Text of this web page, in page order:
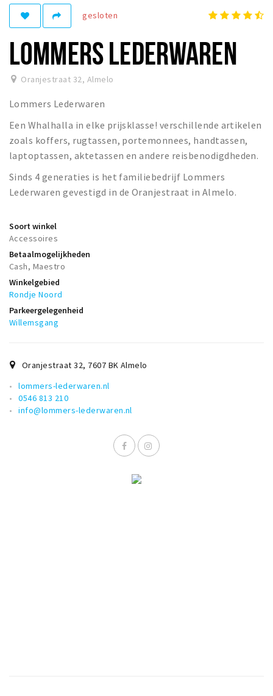
Winkelgebieden
Bezienswaardigheden
Musea, theaters & podia
Uitjes & activiteiten
Toeristische routes
Natuurgebieden
Inloggen
gesloten
LOMMERS LEDERWAREN
Oranjestraat 32, Almelo
Lommers Lederwaren
Een Whalhalla in elke prijsklasse! verschillende artikelen
zoals koffers, rugtassen, portemonnees, handtassen,
laptoptassen, aktetassen en andere reisbenodigdheden.
Sinds 4 generaties is het familiebedrijf Lommers
Lederwaren gevestigd in de Oranjestraat in Almelo.
Soort winkel
Accessoires
Betaalmogelijkheden
Cash, Maestro
Winkelgebied
Rondje Noord
Parkeergelegenheid
Willemsgang
Oranjestraat 32, 7607 BK Almelo
lommers-lederwaren.nl
0546 813 210
info@lommers-lederwaren.nl